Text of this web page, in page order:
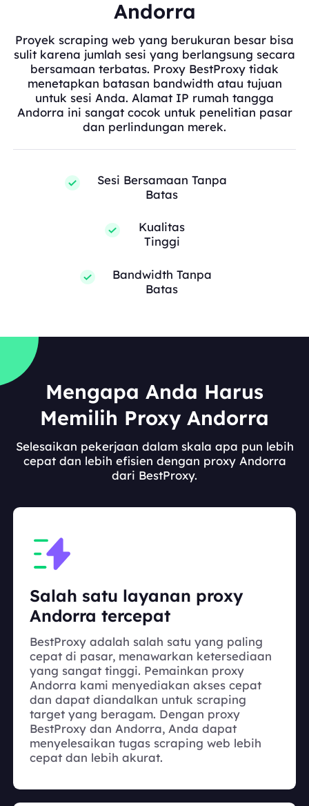
Andorra
Proyek scraping web yang berukuran besar bisa
sulit karena jumlah sesi yang berlangsung secara
bersamaan terbatas. Proxy BestProxy tidak
menetapkan batasan bandwidth atau tujuan
untuk sesi Anda. Alamat IP rumah tangga
Andorra ini sangat cocok untuk penelitian pasar
dan perlindungan merek.
Sesi Bersamaan Tanpa
Batas
Kualitas
Tinggi
Bandwidth Tanpa
Batas
Mengapa Anda Harus
Memilih Proxy Andorra
Selesaikan pekerjaan dalam skala apa pun lebih
cepat dan lebih efisien dengan proxy Andorra
dari BestProxy.
Salah satu layanan proxy
Andorra tercepat
BestProxy adalah salah satu yang paling
cepat di pasar, menawarkan ketersediaan
yang sangat tinggi. Pemainkan proxy
Andorra kami menyediakan akses cepat
dan dapat diandalkan untuk scraping
target yang beragam. Dengan proxy
BestProxy dan Andorra, Anda dapat
menyelesaikan tugas scraping web lebih
cepat dan lebih akurat.